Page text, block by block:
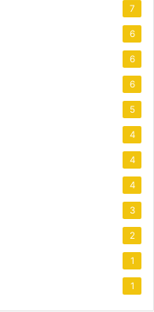
7
6
6
6
5
4
4
4
3
2
1
1